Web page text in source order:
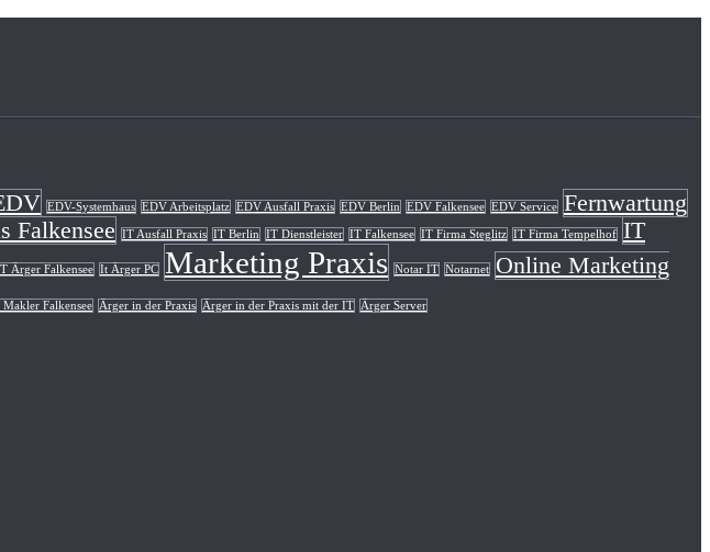
EDV-Systemhaus EDV Arbeitsplatz EDV Ausfall Praxis EDV Berlin EDV Falkensee EDV Service Fernwartung
Falkensee IT Ausfall Praxis IT Berlin IT Dienstleister IT Falkensee IT Firma Steglitz IT Firma Tempelhof
IT
Ärger Falkensee It Ärger PC Marketing Praxis Notar IT Notarnet
Online Marketing
Makler Falkensee Ärger in der Praxis Ärger in der Praxis mit der IT Ärger Server